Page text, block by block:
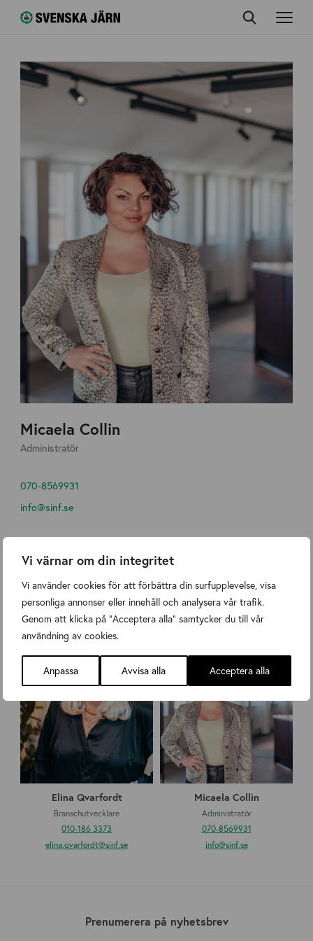
Vi värnar om din integritet
Vi använder cookies för att förbättra din surfupplevelse, visa
personliga annonser eller innehåll och analysera vår trafik.
Genom att klicka på "Acceptera alla" samtycker du till vår
användning av cookies.
Anpassa Avvisa alla Acceptera alla
Micaela Collin
Administratör
070-8569931
info@sinf.se
Vårt team
Elina Qvarfordt
Branschutvecklare
010-186 3373
elina.qvarfordt@sinf.se
E
l
a
v
a
r
f
o
r
Micaela Collin
Administratör
070-8569931
info@sinf.se
M
c
a
e
C
o
l
i
Prenumerera på nyhetsbrev